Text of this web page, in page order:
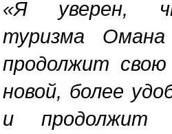
«Я уверен,
туризма
продолжит
новой, более
и продолжит